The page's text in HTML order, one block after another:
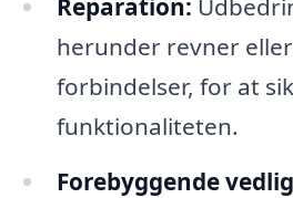
Reparation:
herunder revner
forbindelser, for at
funktionaliteten.
Forebyggende